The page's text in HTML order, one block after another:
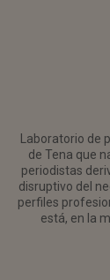
Laboratorio de
de Tena que
periodistas
disruptivo del
perfiles
está, en la